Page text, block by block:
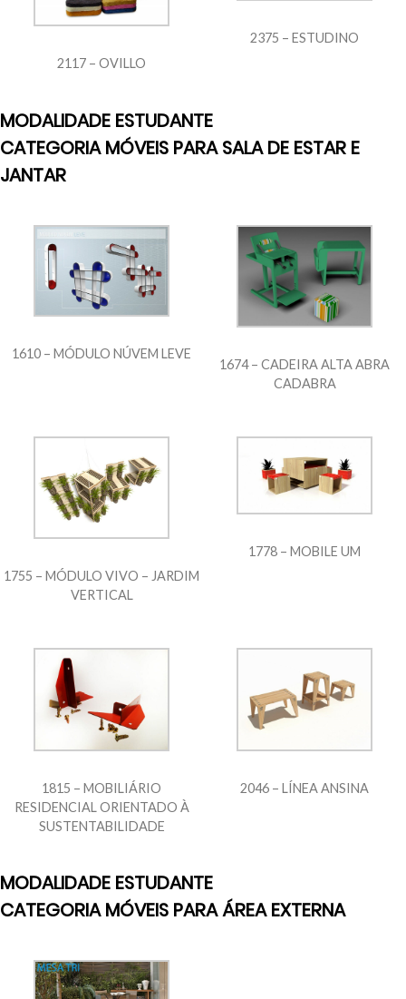
2117 – OVILLO
2375 – ESTUDINO
MODALIDADE ESTUDANTE
CATEGORIA MÓVEIS PARA SALA DE ESTAR E
JANTAR
1610 – MÓDULO NÚVEM LEVE
1674 – CADEIRA ALTA ABRA
CADABRA
1755 – MÓDULO VIVO – JARDIM
VERTICAL
1778 – MOBILE UM
1815 – MOBILIÁRIO
RESIDENCIAL ORIENTADO À
SUSTENTABILIDADE
2046 – LÍNEA ANSINA
MODALIDADE ESTUDANTE
CATEGORIA MÓVEIS PARA ÁREA EXTERNA